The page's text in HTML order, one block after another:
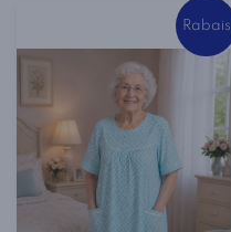
Rabais